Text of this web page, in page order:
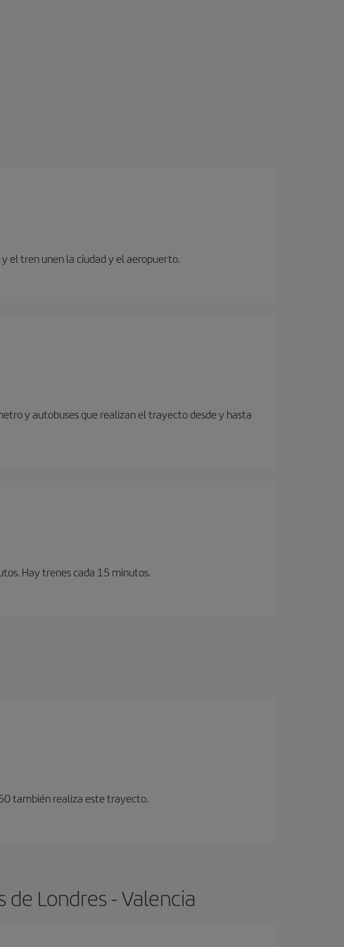
el tren unen la ciudad y el aeropuerto.
y autobuses que realizan el trayecto desde y hasta
Hay trenes cada 15 minutos.
también realiza este trayecto.
Londres - Valencia